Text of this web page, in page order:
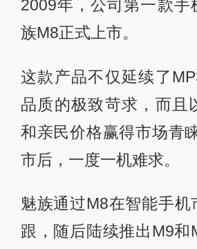
2009年，公司第一款
族M8正式上市。
这款产品不仅延续了
品质的极致苛求，而且
和亲民价格赢得市场青
市后，一度一机难求。
魅族通过M8在智能手机
跟，随后陆续推出M9和